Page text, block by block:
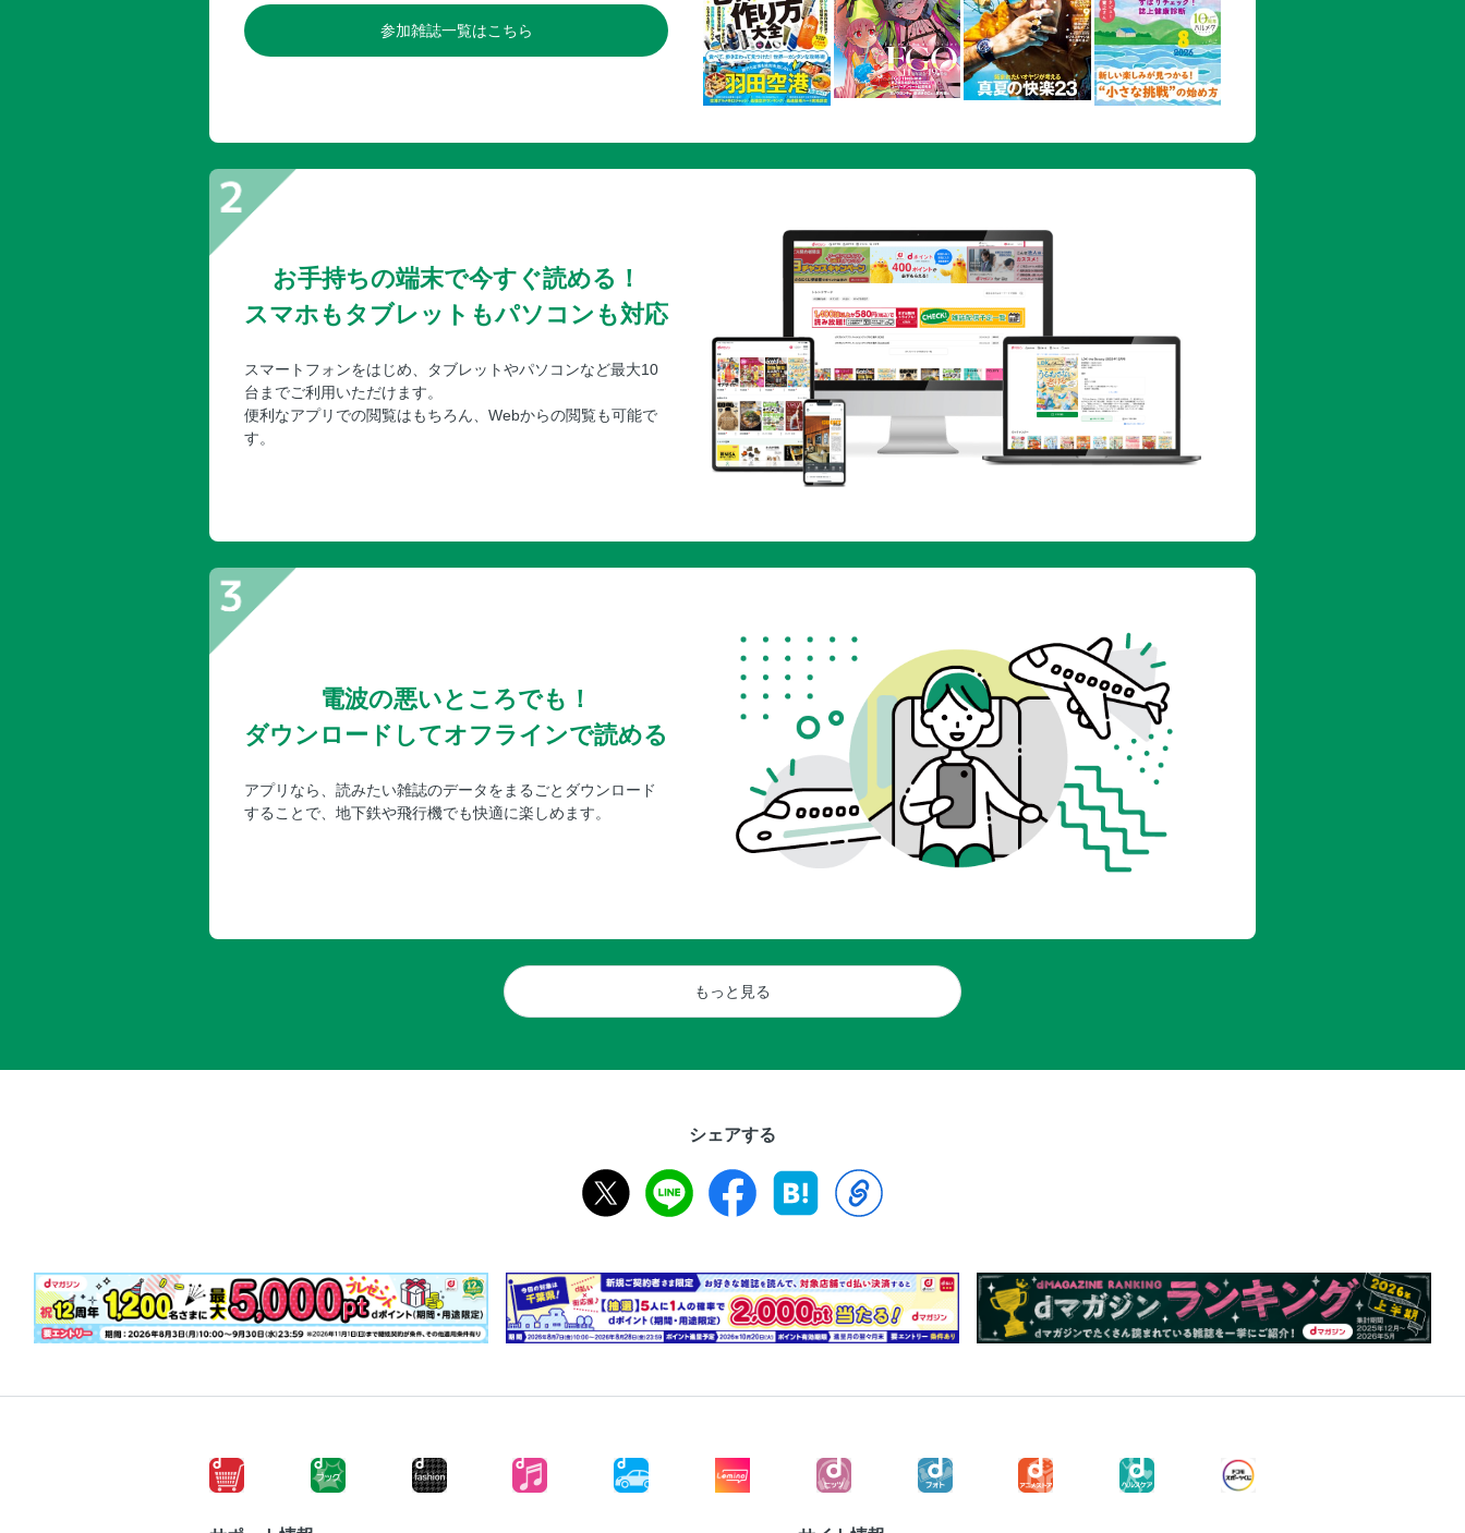
参加雑誌一覧はこちら
お手持ちの端末で今すぐ読める！
スマホもタブレットもパソコンも対応
スマートフォンをはじめ、タブレットやパソコンなど最大10
台までご利用いただけます。
便利なアプリでの閲覧はもちろん、Webからの閲覧も可能で
す。
電波の悪いところでも！
ダウンロードしてオフラインで読める
アプリなら、読みたい雑誌のデータをまるごとダウンロード
することで、地下鉄や飛行機でも快適に楽しめます。
もっと見る
シェアする